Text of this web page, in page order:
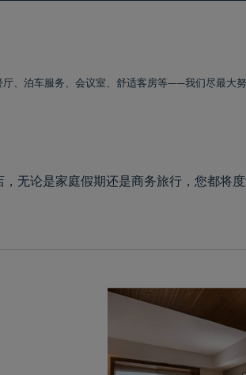
、泊车服务、会议室、舒适客房等——我们尽最大
，无论是家庭假期还是商务旅行，您都将